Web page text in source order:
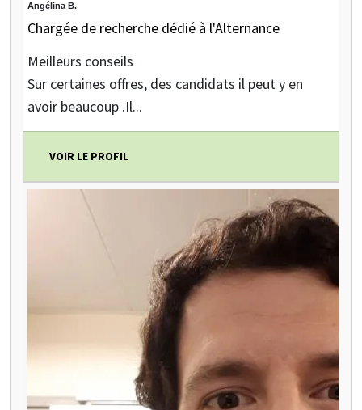
Angélina B.
Chargée de recherche dédié à l'Alternance
Meilleurs conseils
Sur certaines offres, des candidats il peut y en
avoir beaucoup .Il...
VOIR LE PROFIL